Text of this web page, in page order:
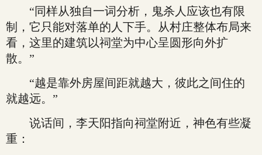
“同样从独自一词分析，鬼杀人应该也有限
制，它只能对落单的人下手。从村庄整体布局来
看，这里的建筑以祠堂为中心呈圆形向外扩
散。”
“越是靠外房屋间距就越大，彼此之间住的
就越远。”
说话间，李天阳指向祠堂附近，神色有些凝
重：